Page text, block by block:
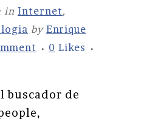
in Internet,
by Enrique
0 Likes
buscador de